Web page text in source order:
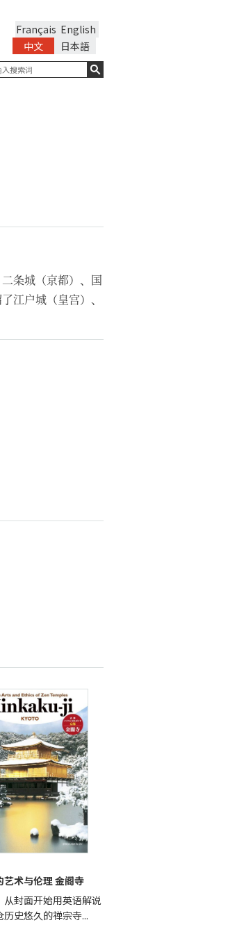
English
Français
日本語
中文
条城（京都）、国
江户城（皇宫）、
艺术与伦理 金阁寺
从封面开始用英语解说
历史悠久的禅宗寺...